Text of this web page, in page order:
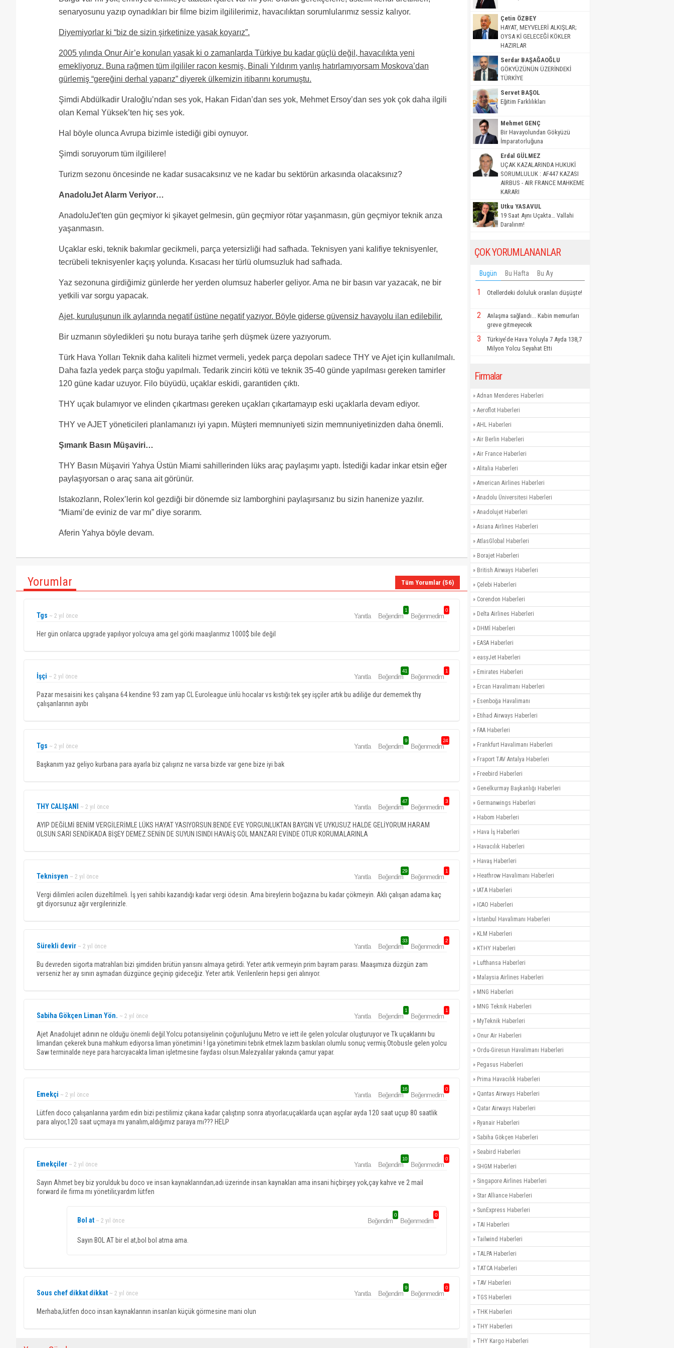
senaryosunu yazıp oynadıkları bir filme bizim ilgililerimiz, havacılıktan sorumlularımız sessiz kalıyor.
Diyemiyorlar ki “biz de sizin şirketinize yasak koyarız”.
2005 yılında Onur Air’e konulan yasak ki o zamanlarda Türkiye bu kadar güçlü değil, havacılıkta yeni
emekliyoruz. Buna rağmen tüm ilgililer racon kesmiş, Binali Yıldırım yanlış hatırlamıyorsam Moskova’dan
gürlemiş “gereğini derhal yaparız” diyerek ülkemizin itibarını korumuştu.
Şimdi Abdülkadir Uraloğlu’ndan ses yok, Hakan Fidan’dan ses yok, Mehmet Ersoy’dan ses yok çok daha ilgili
olan Kemal Yüksek’ten hiç ses yok.
Hal böyle olunca Avrupa bizimle istediği gibi oynuyor.
Şimdi soruyorum tüm ilgililere!
Turizm sezonu öncesinde ne kadar susacaksınız ve ne kadar bu sektörün arkasında olacaksınız?
AnadoluJet Alarm Veriyor…
AnadoluJet’ten gün geçmiyor ki şikayet gelmesin, gün geçmiyor rötar yaşanmasın, gün geçmiyor teknik arıza
yaşanmasın.
Uçaklar eski, teknik bakımlar gecikmeli, parça yetersizliği had safhada. Teknisyen yani kalifiye teknisyenler,
tecrübeli teknisyenler kaçış yolunda. Kısacası her türlü olumsuzluk had safhada.
Yaz sezonuna girdiğimiz günlerde her yerden olumsuz haberler geliyor. Ama ne bir basın var yazacak, ne bir
yetkili var sorgu yapacak.
Ajet, kuruluşunun ilk aylarında negatif üstüne negatif yazıyor. Böyle giderse güvensiz havayolu ilan edilebilir.
Bir uzmanın söyledikleri şu notu buraya tarihe şerh düşmek üzere yazıyorum.
Türk Hava Yolları Teknik daha kaliteli hizmet vermeli, yedek parça depoları sadece THY ve Ajet için kullanılmalı.
Daha fazla yedek parça stoğu yapılmalı. Tedarik zinciri kötü ve teknik 35-40 günde yapılması gereken tamirler
120 güne kadar uzuyor. Filo büyüdü, uçaklar eskidi, garantiden çıktı.
THY uçak bulamıyor ve elinden çıkartması gereken uçakları çıkartamayıp eski uçaklarla devam ediyor.
THY ve AJET yöneticileri planlamanızı iyi yapın. Müşteri memnuniyeti sizin memnuniyetinizden daha önemli.
Şımarık Basın Müşaviri…
THY Basın Müşaviri Yahya Üstün Miami sahillerinden lüks araç paylaşımı yaptı. İstediği kadar inkar etsin eğer
paylaşıyorsan o araç sana ait görünür.
Istakozların, Rolex’lerin kol gezdiği bir dönemde siz lamborghini paylaşırsanız bu sizin hanenize yazılır.
“Miami’de eviniz de var mı” diye sorarım.
Aferin Yahya böyle devam.
Yorumlar Tüm Yorumlar (56)
Tgs ~ 2 yıl önce Yanıtla Beğendim
1
Beğenmedim
0
Her gün onlarca upgrade yapılıyor yolcuya ama gel görki maaşlarımız 1000$ bile değil
İşçi ~ 2 yıl önce Yanıtla Beğendim
41
Beğenmedim
1
Pazar mesaisini kes çalışana 64 kendine 93 zam yap CL Euroleague ünlü hocalar vs kıstığı tek şey işçiler artık bu adiliğe dur dememek thy
çalışanlarının ayıbı
Tgs ~ 2 yıl önce Yanıtla Beğendim
9
Beğenmedim
24
Başkanım yaz geliyo kurbana para ayarla biz çalışırız ne varsa bizde var gene bize iyi bak
THY CALIŞANI ~ 2 yıl önce Yanıtla Beğendim
47
Beğenmedim
3
AYIP DEĞİLMİ BENİM VERGİLERİMLE LÜKS HAYAT YASIYORSUN.BENDE EVE YORGUNLUKTAN BAYGIN VE UYKUSUZ HALDE GELİYORUM.HARAM
OLSUN.SARI SENDİKADA BİŞEY DEMEZ.SENİN DE SUYUN ISINDI HAVAİŞ GÖL MANZARI EVİNDE OTUR KORUMALARINLA
Teknisyen ~ 2 yıl önce Yanıtla Beğendim
29
Beğenmedim
1
Vergi dilimleri acilen düzeltilmeli. İş yeri sahibi kazandığı kadar vergi ödesin. Ama bireylerin boğazına bu kadar çökmeyin. Aklı çalışan adama kaç
git diyorsunuz ağır vergilerinizle.
Sürekli devir ~ 2 yıl önce Yanıtla Beğendim
33
Beğenmedim
2
Bu devreden sigorta matrahları bizi şimdiden brütün yarısını almaya getirdi. Yeter artık vermeyin prim bayram parası. Maaşımıza düzgün zam
verseniz her ay sınırı aşmadan düzgünce geçinip gideceğiz. Yeter artık. Verilenlerin hepsi geri alınıyor.
Sabiha Gökçen Liman Yön. ~ 2 yıl önce Yanıtla Beğendim
1
Beğenmedim
1
Ajet Anadolujet adının ne olduğu önemli değil.Yolcu potansiyelinin çoğunluğunu Metro ve iett ile gelen yolcular oluşturuyor ve Tk uçaklarını bu
limandan çekerek buna mahkum ediyorsa liman yönetimini ! İga yönetimini tebrik etmek lazım baskıları olumlu sonuç vermiş.Otobusle gelen yolcu
Saw terminalde neye para harcıyacakta liman işletmesine faydası olsun.Malezyalılar yakında çamur yapar.
Emekçi ~ 2 yıl önce Yanıtla Beğendim
16
Beğenmedim
0
Lütfen doco çalışanlarına yardım edin bizi pestilimiz çıkana kadar çalıştırıp sonra atıyorlar,uçaklarda uçan aşçılar ayda 120 saat uçup 80 saatlik
para alıyor,120 saat uçmaya mı yanalım,aldığımız paraya mı??? HELP
Emekçiler ~ 2 yıl önce Yanıtla Beğendim
10
Beğenmedim
0
Sayın Ahmet bey biz yorulduk bu doco ve insan kaynaklarından,adı üzerinde insan kaynakları ama insani hiçbirşey yok,çay kahve ve 2 mail
forward ile firma mı yönetilir,yardım lütfen
Bol at ~ 2 yıl önce Beğendim
0
Beğenmedim
0
Sayın BOL AT bir el at,bol bol atma ama.
Sous chef dikkat dikkat ~ 2 yıl önce Yanıtla Beğendim
9
Beğenmedim
0
Merhaba,lütfen doco insan kaynaklarının insanları küçük görmesine mani olun
Çetin ÖZBEY
HAYAT, MEYVELERİ ALKIŞLAR;
OYSA Kİ GELECEĞİ KÖKLER
HAZIRLAR
Serdar BAŞAĞAOĞLU
GÖKYÜZÜNÜN ÜZERİNDEKİ
TÜRKİYE
Servet BAŞOL
Eğitim Farklılıkları
Mehmet GENÇ
Bir Havayolundan Gökyüzü
İmparatorluğuna
Erdal GÜLMEZ
UÇAK KAZALARINDA HUKUKİ
SORUMLULUK : AF447 KAZASI
AIRBUS - AIR FRANCE MAHKEME
KARARI
Utku YASAVUL
19 Saat Aynı Uçakta… Vallahi
Daralırım!
ÇOK YORUMLANANLAR
Bugün Bu Hafta Bu Ay
1 Otellerdeki doluluk oranları düşüşte!
2
Anlaşma sağlandı... Kabin memurları
greve gitmeyecek
3
Türkiye’de Hava Yoluyla 7 Ayda 138,7
Milyon Yolcu Seyahat Etti
Firmalar
» Adnan Menderes Haberleri
» Aeroflot Haberleri
» AHL Haberleri
» Air Berlin Haberleri
» Air France Haberleri
» Alitalia Haberleri
» American Airlines Haberleri
» Anadolu Üniversitesi Haberleri
» Anadolujet Haberleri
» Asiana Airlines Haberleri
» AtlasGlobal Haberleri
» Borajet Haberleri
» British Airways Haberleri
» Çelebi Haberleri
» Corendon Haberleri
» Delta Airlines Haberleri
» DHMİ Haberleri
» EASA Haberleri
» easyJet Haberleri
» Emirates Haberleri
» Ercan Havalimanı Haberleri
» Esenboğa Havalimanı
» Etihad Airways Haberleri
» FAA Haberleri
» Frankfurt Havalimanı Haberleri
» Fraport TAV Antalya Haberleri
» Freebird Haberleri
» Genelkurmay Başkanlığı Haberleri
» Germanwings Haberleri
» Habom Haberleri
» Hava İş Haberleri
» Havacılık Haberleri
» Havaş Haberleri
» Heathrow Havalimanı Haberleri
» IATA Haberleri
» ICAO Haberleri
» İstanbul Havalimanı Haberleri
» KLM Haberleri
» KTHY Haberleri
» Lufthansa Haberleri
» Malaysia Airlines Haberleri
» MNG Haberleri
» MNG Teknik Haberleri
» MyTeknik Haberleri
» Onur Air Haberleri
» Ordu-Giresun Havalimanı Haberleri
» Pegasus Haberleri
» Prima Havacılık Haberleri
» Qantas Airways Haberleri
» Qatar Airways Haberleri
» Ryanair Haberleri
» Sabiha Gökçen Haberleri
» Seabird Haberleri
» SHGM Haberleri
» Singapore Airlines Haberleri
» Star Alliance Haberleri
» SunExpress Haberleri
» TAI Haberleri
» Tailwind Haberleri
» TALPA Haberleri
» TATCA Haberleri
» TAV Haberleri
» TGS Haberleri
» THK Haberleri
» THY Haberleri
» THY Kargo Haberleri